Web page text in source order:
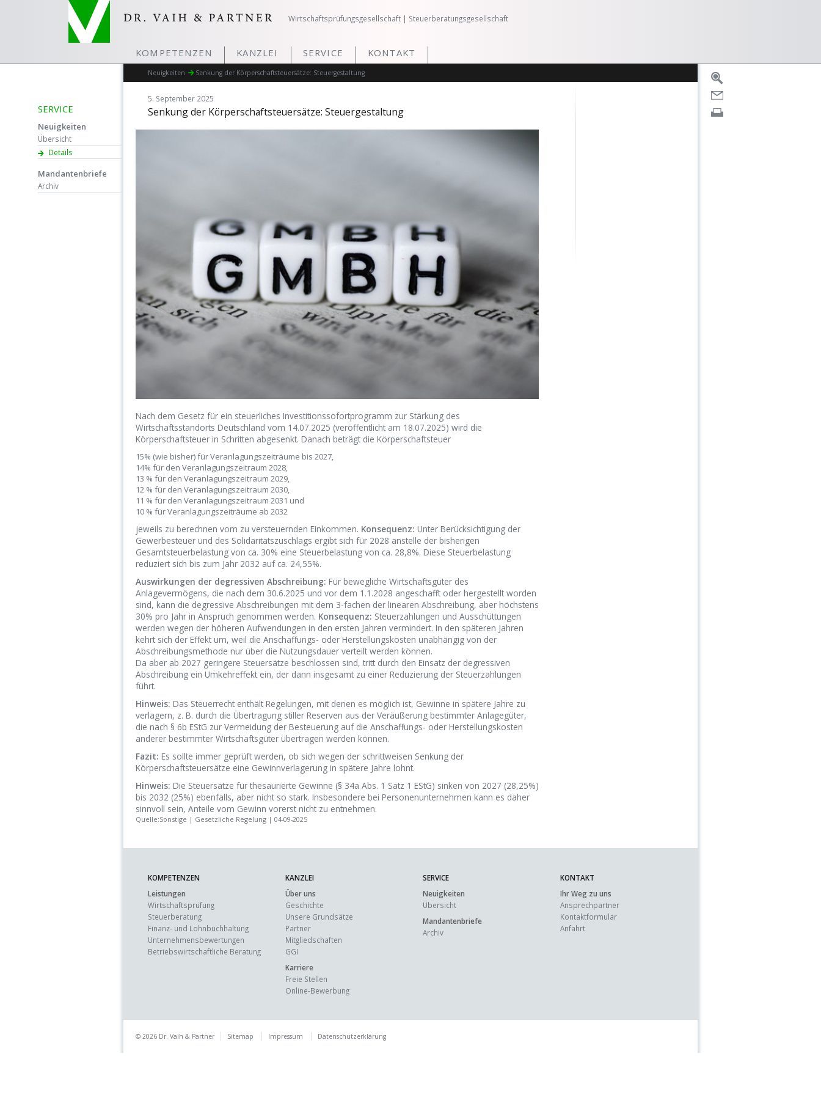
Wirtschaftsprüfungsgesellschaft | Steuerberatungsgesellschaft
KOMPETENZEN KANZLEI SERVICE KONTAKT
Neuigkeiten Senkung der Körperschaftsteuersätze: Steuergestaltung
SERVICE
Neuigkeiten
Übersicht
Details
Mandantenbriefe
Archiv
5. September 2025
Senkung der Körperschaftsteuersätze: Steuergestaltung
Nach dem Gesetz für ein steuerliches Investitionssofortprogramm zur Stärkung des
Wirtschaftsstandorts Deutschland vom 14.07.2025 (veröffentlicht am 18.07.2025) wird die
Körperschaftsteuer in Schritten abgesenkt. Danach beträgt die Körperschaftsteuer
15% (wie bisher) für Veranlagungszeiträume bis 2027,
14% für den Veranlagungszeitraum 2028,
13 % für den Veranlagungszeitraum 2029,
12 % für den Veranlagungszeitraum 2030,
11 % für den Veranlagungszeitraum 2031 und
10 % für Veranlagungszeiträume ab 2032
jeweils zu berechnen vom zu versteuernden Einkommen. Konsequenz: Unter Berücksichtigung der
Gewerbesteuer und des Solidaritätszuschlags ergibt sich für 2028 anstelle der bisherigen
Gesamtsteuerbelastung von ca. 30% eine Steuerbelastung von ca. 28,8%. Diese Steuerbelastung
reduziert sich bis zum Jahr 2032 auf ca. 24,55%.
Auswirkungen der degressiven Abschreibung: Für bewegliche Wirtschaftsgüter des
Anlagevermögens, die nach dem 30.6.2025 und vor dem 1.1.2028 angeschafft oder hergestellt worden
sind, kann die degressive Abschreibungen mit dem 3-fachen der linearen Abschreibung, aber höchstens
30% pro Jahr in Anspruch genommen werden. Konsequenz: Steuerzahlungen und Ausschüttungen
werden wegen der höheren Aufwendungen in den ersten Jahren vermindert. In den späteren Jahren
kehrt sich der Effekt um, weil die Anschaffungs- oder Herstellungskosten unabhängig von der
Abschreibungsmethode nur über die Nutzungsdauer verteilt werden können.
Da aber ab 2027 geringere Steuersätze beschlossen sind, tritt durch den Einsatz der degressiven
Abschreibung ein Umkehreffekt ein, der dann insgesamt zu einer Reduzierung der Steuerzahlungen
führt.
Hinweis: Das Steuerrecht enthält Regelungen, mit denen es möglich ist, Gewinne in spätere Jahre zu
verlagern, z. B. durch die Übertragung stiller Reserven aus der Veräußerung bestimmter Anlagegüter,
die nach § 6b EStG zur Vermeidung der Besteuerung auf die Anschaffungs- oder Herstellungskosten
anderer bestimmter Wirtschaftsgüter übertragen werden können.
Fazit: Es sollte immer geprüft werden, ob sich wegen der schrittweisen Senkung der
Körperschaftsteuersätze eine Gewinnverlagerung in spätere Jahre lohnt.
Hinweis: Die Steuersätze für thesaurierte Gewinne (§ 34a Abs. 1 Satz 1 EStG) sinken von 2027 (28,25%)
bis 2032 (25%) ebenfalls, aber nicht so stark. Insbesondere bei Personenunternehmen kann es daher
sinnvoll sein, Anteile vom Gewinn vorerst nicht zu entnehmen.
Quelle:Sonstige | Gesetzliche Regelung | 04-09-2025
KOMPETENZEN
Leistungen
Wirtschaftsprüfung
Steuerberatung
Finanz- und Lohnbuchhaltung
Unternehmens­bewertungen
Betriebswirtschaft­liche Beratung
KANZLEI
Über uns
Geschichte
Unsere Grundsätze
Partner
Mitgliedschaften
GGI
Karriere
Freie Stellen
Online-Bewerbung
SERVICE
Neuigkeiten
Übersicht
Mandantenbriefe
Archiv
KONTAKT
Ihr Weg zu uns
Ansprechpartner
Kontaktformular
Anfahrt
© 2026 Dr. Vaih & Partner Sitemap Impressum Datenschutzerklärung